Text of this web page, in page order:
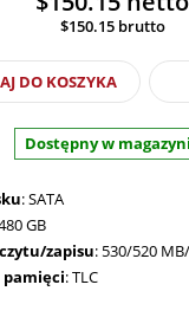
$150.15 brutto
DO KOSZYKA
Dostępny w
: SATA
GB
zapisu: 530/520
pamięci: TLC